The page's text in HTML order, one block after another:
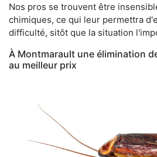
Nos pros se trouvent être
chimiques, ce qui leur permettra
difficulté, sitôt que la situation
À Montmarault une élimination
au meilleur prix